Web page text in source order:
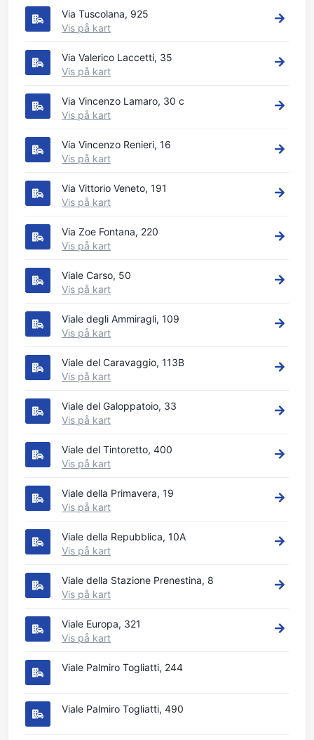
Via Tuscolana, 925
Vis på kart
Via Valerico Laccetti, 35
Vis på kart
Via Vincenzo Lamaro, 30 c
Vis på kart
Via Vincenzo Renieri, 16
Vis på kart
Via Vittorio Veneto, 191
Vis på kart
Via Zoe Fontana, 220
Vis på kart
Viale Carso, 50
Vis på kart
Viale degli Ammiragli, 109
Vis på kart
Viale del Caravaggio, 113B
Vis på kart
Viale del Galoppatoio, 33
Vis på kart
Viale del Tintoretto, 400
Vis på kart
Viale della Primavera, 19
Vis på kart
Viale della Repubblica, 10A
Vis på kart
Viale della Stazione Prenestina, 8
Vis på kart
Viale Europa, 321
Vis på kart
Viale Palmiro Togliatti, 244
Viale Palmiro Togliatti, 490